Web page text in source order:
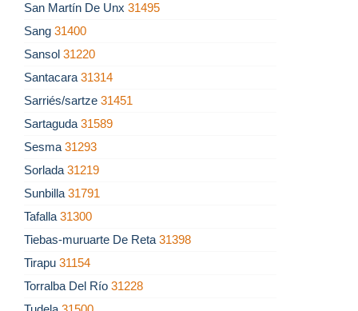
San Martín De Unx 31495
Sang 31400
Sansol 31220
Santacara 31314
Sarriés/sartze 31451
Sartaguda 31589
Sesma 31293
Sorlada 31219
Sunbilla 31791
Tafalla 31300
Tiebas-muruarte De Reta 31398
Tirapu 31154
Torralba Del Río 31228